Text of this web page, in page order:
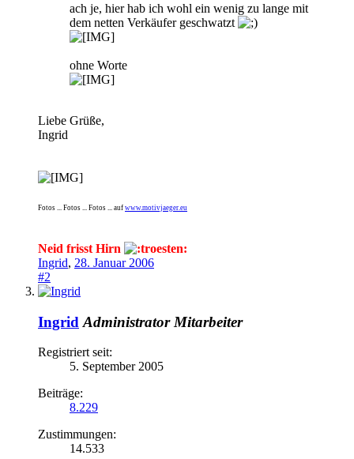
ach je, hier hab ich wohl ein wenig zu lange mit
dem netten Verkäufer geschwatzt
ohne Worte
Liebe Grüße,
Ingrid
Fotos ... Fotos ... Fotos ... auf www.motivjaeger.eu
Neid frisst Hirn
Ingrid, 28. Januar 2006
#2
Ingrid Administrator Mitarbeiter
Registriert seit:
5. September 2005
Beiträge:
8.229
Zustimmungen:
14.533